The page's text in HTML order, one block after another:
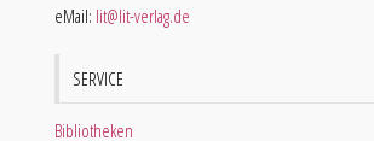
eMail: lit@lit-verlag.de
SERVICE
Bibliotheken